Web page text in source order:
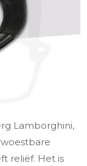
Lamborghini,
reliëf. Het is